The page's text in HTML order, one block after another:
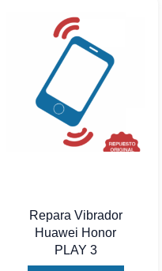
Repara Vibrador
Huawei Honor
PLAY 3